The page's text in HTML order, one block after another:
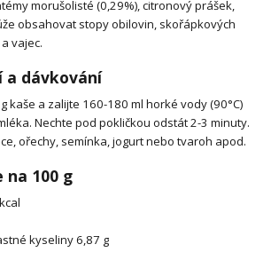
morušolisté (0,29%), citronový prášek,
obsahovat stopy obilovin, skořápkových
vajec.
a dávkování
kaše a zalijte 160-180 ml horké vody (90°C)
Nechte pod pokličkou odstát 2-3 minuty.
ořechy, semínka, jogurt nebo tvaroh apod.
na 100 g
kyseliny 6,87 g